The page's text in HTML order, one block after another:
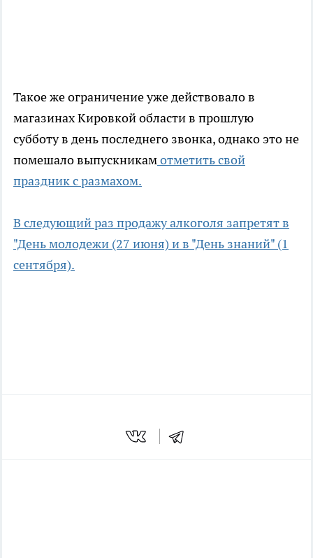
Такое же ограничение уже действовало в
магазинах Кировкой области в прошлую
субботу в день последнего звонка, однако это не
помешало выпускникамотметить свой
праздник с размахом.
В следующий раз продажу алкоголя запретят в
"День молодежи (27 июня) и в "День знаний" (1
сентября).